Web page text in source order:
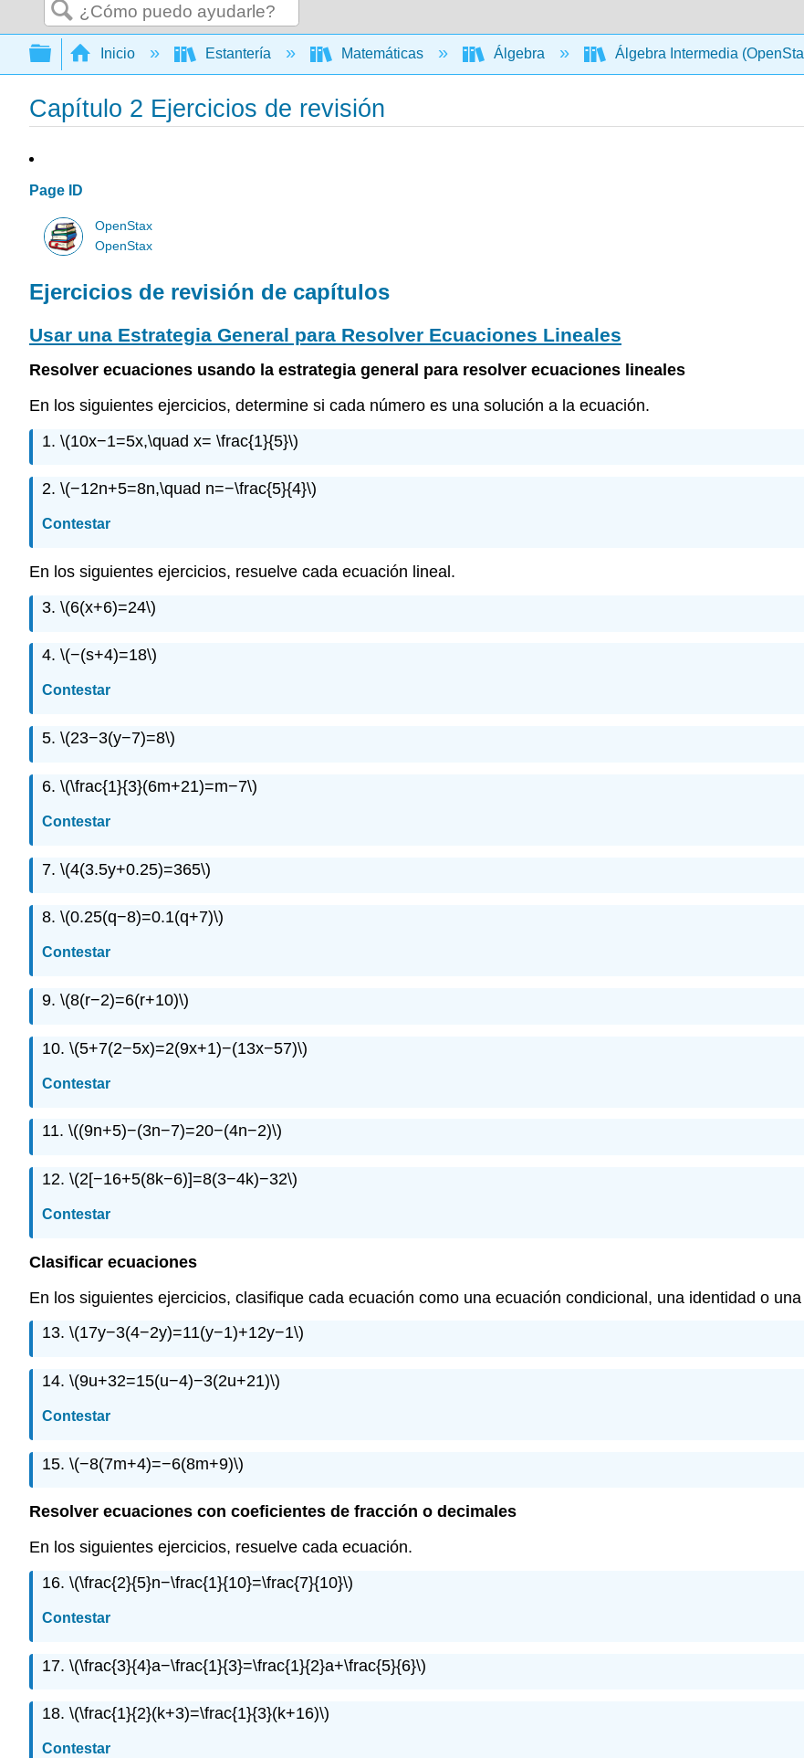
Buscar
Expandir/contraer jerarquía global
Inicio Estantería Matemáticas Álgebra Álgebra Intermedia
Capítulo 2 Ejercicios de revisión
Page ID
OpenStax
OpenStax
Ejercicios de revisión de capítulos
Usar una Estrategia General para Resolver Ecuaciones Lineales
Resolver ecuaciones usando la estrategia general para resolver ecuaciones lineales
En los siguientes ejercicios, determine si cada número es una solución a la ecuación.
1. \(10x−1=5x,\quad x= \frac{1}{5}\)
2. \(−12n+5=8n,\quad n=−\frac{5}{4}\)
Contestar
En los siguientes ejercicios, resuelve cada ecuación lineal.
3. \(6(x+6)=24\)
4. \(−(s+4)=18\)
Contestar
5. \(23−3(y−7)=8\)
6. \(\frac{1}{3}(6m+21)=m−7\)
Contestar
7. \(4(3.5y+0.25)=365\)
8. \(0.25(q−8)=0.1(q+7)\)
Contestar
9. \(8(r−2)=6(r+10)\)
10. \(5+7(2−5x)=2(9x+1)−(13x−57)\)
Contestar
11. \((9n+5)−(3n−7)=20−(4n−2)\)
12. \(2[−16+5(8k−6)]=8(3−4k)−32\)
Contestar
Clasificar ecuaciones
En los siguientes ejercicios, clasifique cada ecuación como una ecuación condicional, una identidad o
13. \(17y−3(4−2y)=11(y−1)+12y−1\)
14. \(9u+32=15(u−4)−3(2u+21)\)
Contestar
15. \(−8(7m+4)=−6(8m+9)\)
Resolver ecuaciones con coeficientes de fracción o decimales
En los siguientes ejercicios, resuelve cada ecuación.
16. \(\frac{2}{5}n−\frac{1}{10}=\frac{7}{10}\)
Contestar
17. \(\frac{3}{4}a−\frac{1}{3}=\frac{1}{2}a+\frac{5}{6}\)
18. \(\frac{1}{2}(k+3)=\frac{1}{3}(k+16)\)
Contestar